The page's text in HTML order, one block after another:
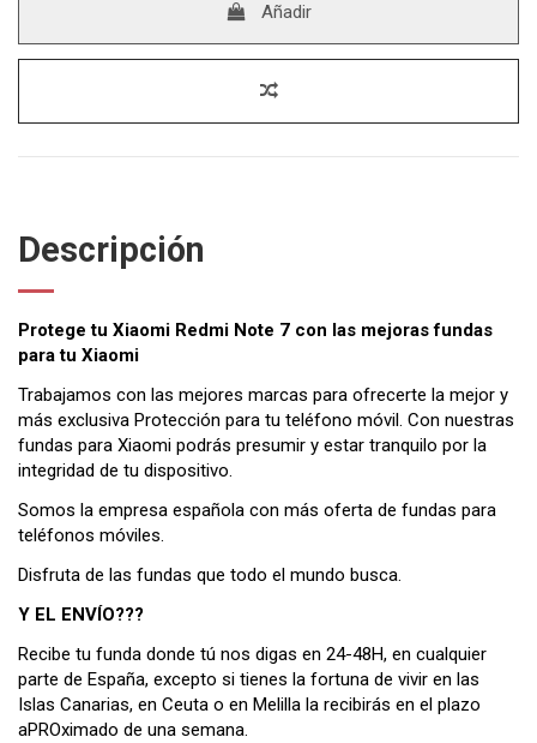
Añadir
Descripción
Protege tu Xiaomi Redmi Note 7 con las mejoras fundas
para tu Xiaomi
Trabajamos con las mejores marcas para ofrecerte la mejor y
más exclusiva Protección para tu teléfono móvil. Con nuestras
fundas para Xiaomi podrás presumir y estar tranquilo por la
integridad de tu dispositivo.
Somos la empresa española con más oferta de fundas para
teléfonos móviles.
Disfruta de las fundas que todo el mundo busca.
Y EL ENVÍO???
Recibe tu funda donde tú nos digas en 24-48H, en cualquier
parte de España, excepto si tienes la fortuna de vivir en las
Islas Canarias, en Ceuta o en Melilla la recibirás en el plazo
aPROximado de una semana.